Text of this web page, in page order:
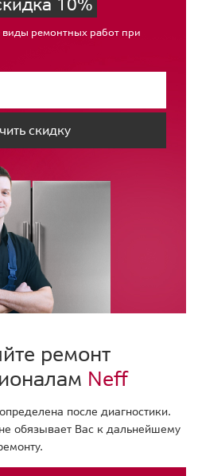
виды ремонтных работ при
скидку
ремонт
Neff
после диагностики.
обязывает Вас к дальнейшему